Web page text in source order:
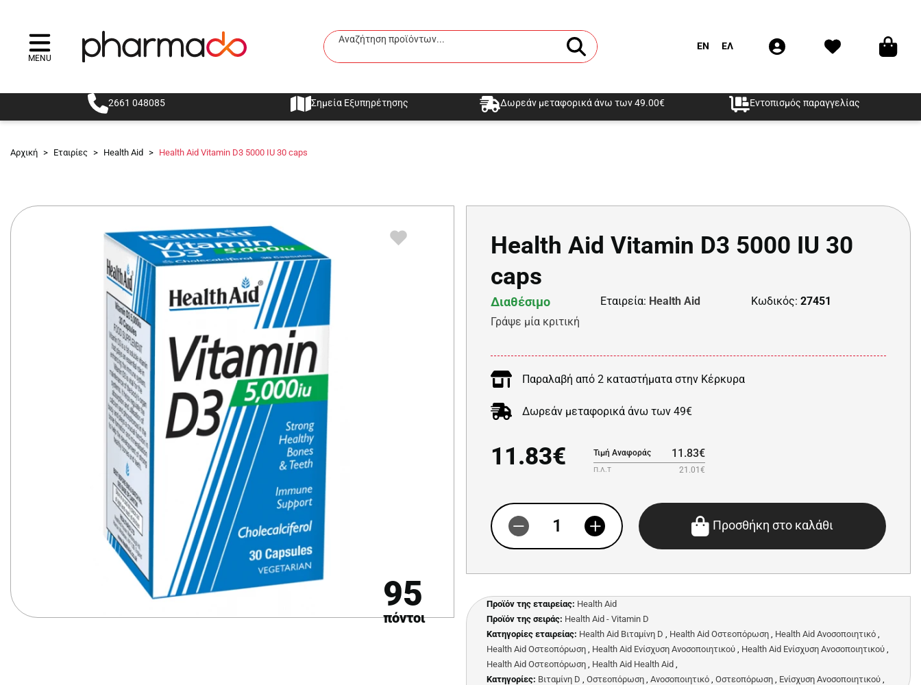
Menu
MENU
Αναζήτηση προϊόντων...
EN ΕΛ
2661 048085 Σημεία Εξυπηρέτησης Δωρεάν μεταφορικά άνω των 49.00€ Εντοπισμός παραγγελίας
Αναζήτηση
Αρχική > Εταιρίες > Health Aid > Health Aid Vitamin D3 5000 IU 30 caps
95
πόντοι
Health Aid Vitamin D3 5000 IU 30
caps
Διαθέσιμο Εταιρεία: Health Aid Κωδικός: 27451
Γράψε μία κριτική
Παραλαβή από 2 καταστήματα στην Κέρκυρα
Δωρεάν μεταφορικά άνω των 49€
11.83€ Τιμή Αναφοράς 11.83€
Π.Λ.Τ 21.01€
Προσθήκη στο καλάθι
Προϊόν της εταιρείας: Health Aid
Προϊόν της σειράς: Health Aid - Vitamin D
Κατηγορίες εταιρείας: Health Aid Βιταμίνη D , Health Aid Οστεοπόρωση, Health Aid Ανοσοποιητικό,
Health Aid Οστεοπόρωση, Health Aid Ενίσχυση Ανοσοποιητικού, Health Aid Ενίσχυση Ανοσοποιητικού,
Health Aid Οστεοπόρωση, Health Aid Health Aid ,
Κατηγορίες: Βιταμίνη D , Οστεοπόρωση, Ανοσοποιητικό, Οστεοπόρωση, Ενίσχυση Ανοσοποιητικού,